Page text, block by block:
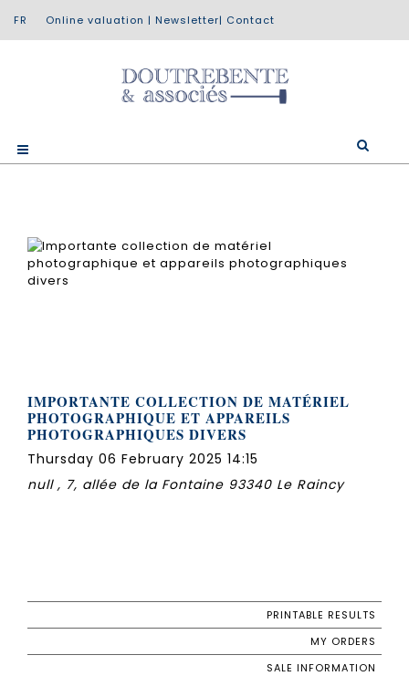
Online valuation | Newsletter| Contact
IMPORTANTE COLLECTION DE MATÉRIEL
PHOTOGRAPHIQUE ET APPAREILS
PHOTOGRAPHIQUES DIVERS
Thursday 06 February 2025 14:15
null , 7, allée de la Fontaine 93340 Le Raincy
PRINTABLE RESULTS
MY ORDERS
SALE INFORMATION